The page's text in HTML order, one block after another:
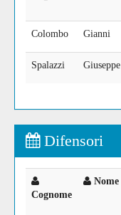
Colombo Gianni
Spalazzi Giuseppe
Difensori
Cognome
Nome